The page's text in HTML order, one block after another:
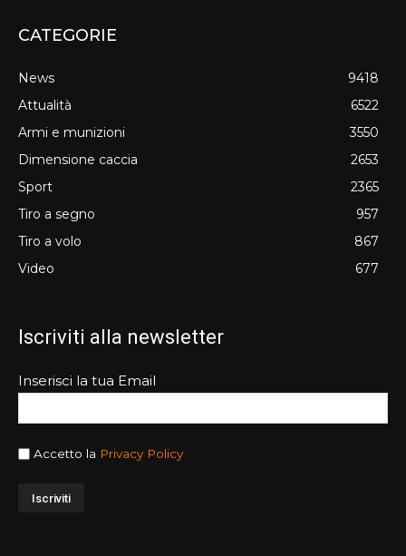
CATEGORIE
News
9418
Attualità
6522
Armi e munizioni
3550
Dimensione caccia
2653
Sport
2365
Tiro a segno
957
Tiro a volo
867
Video
677
Iscriviti alla newsletter
Inserisci la tua Email
Accetto la Privacy Policy